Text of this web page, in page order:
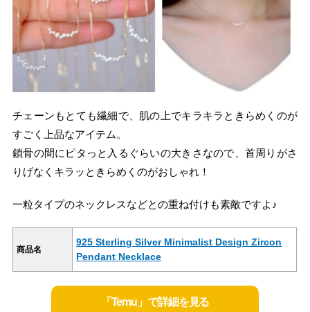
チェーンもとても繊細で、肌の上でキラキラときらめくのが
すごく上品なアイテム。
鎖骨の間にピタっと入るぐらいの大きさなので、首周りがさ
りげなくキラッときらめくのがおしゃれ！
一粒タイプのネックレスなどとの重ね付けも素敵ですよ♪
商品名
925 Sterling Silver Minimalist Design Zircon
Pendant Necklace
「Temu」で詳細を見る